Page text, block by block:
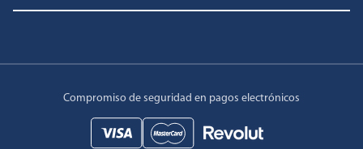
Compromiso de seguridad en pagos electrónicos